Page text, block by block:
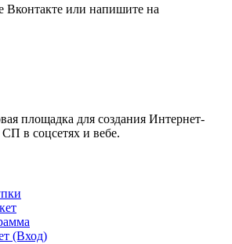
Вконтакте или напишите на
площадка для создания Интернет-
в соцсетях и вебе.
(Вход)